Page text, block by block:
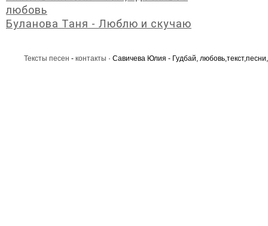
любовь
Буланова Таня - Люблю и скучаю
Тексты песен - контакты · Савичева Юлия - Гудбай,